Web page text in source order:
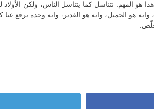
هو المهم. نتناسل كما يتناسل الناس، ولكن
وانه هو الجميل، وانه هو القدير، وانه وحده